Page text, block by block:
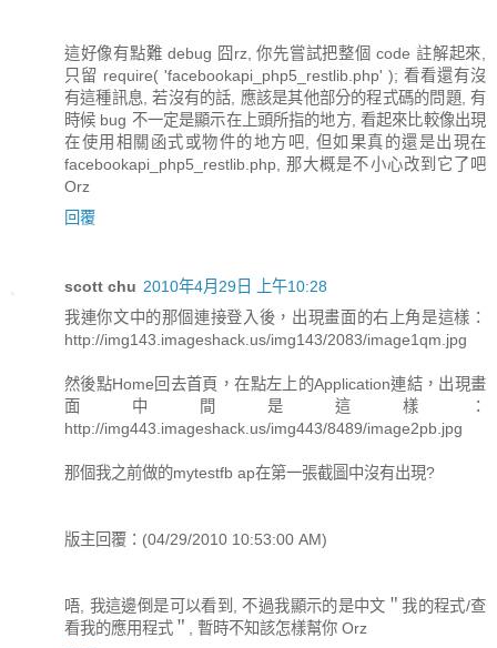
這好像有點難 debug 囧rz, 你先嘗試把整個 code 註解起來,
只留 require( 'facebookapi_php5_restlib.php' ); 看看還有沒
有這種訊息, 若沒有的話, 應該是其他部分的程式碼的問題, 有
時候 bug 不一定是顯示在上頭所指的地方, 看起來比較像出現
在使用相關函式或物件的地方吧, 但如果真的還是出現在
facebookapi_php5_restlib.php, 那大概是不小心改到它了吧
Orz
回覆
scott chu 2010年4月29日 上午10:28
我連你文中的那個連接登入後，出現畫面的右上角是這樣：
http://img143.imageshack.us/img143/2083/image1qm.jpg
然後點Home回去首頁，在點左上的Application連結，出現畫
面中間是這樣：
http://img443.imageshack.us/img443/8489/image2pb.jpg
那個我之前做的mytestfb ap在第一張截圖中沒有出現?
版主回覆：(04/29/2010 10:53:00 AM)
唔, 我這邊倒是可以看到, 不過我顯示的是中文＂我的程式/查
看我的應用程式＂, 暫時不知該怎樣幫你 Orz